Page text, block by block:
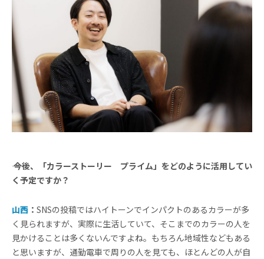
―― 今後、「カラーストーリー プライム」をどのように活用してい
く予定ですか？
山西 ： SNSの投稿ではハイトーンでインパクトのあるカラーが多
く見られますが、実際に生活していて、そこまでのカラーの人を
見かけることは多くないんですよね。もちろん地域性などもある
と思いますが、通勤電車で周りの人を見ても、ほとんどの人が自